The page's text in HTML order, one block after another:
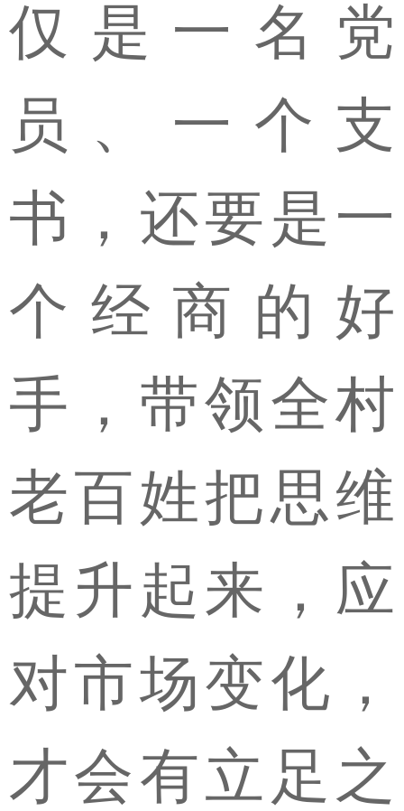
仅是一名党
员、一个支
书，还要是一
个经商的好
手，带领全村
老百姓把思维
提升起来，应
对市场变化，
才会有立足之